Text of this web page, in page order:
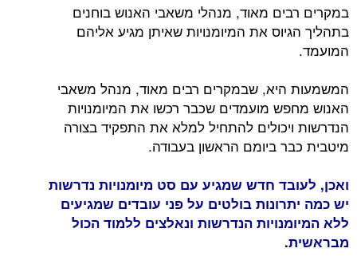
במקרים רבים מאוד, מנהלי משאבי האנוש בוחנים
בתהליך הגיוס את המיומנויות שאיתן מגיע אליהם
המועמד.
המשמעות היא, שבמקרים רבים מאוד, מנהל משאבי
האנוש מחפש מועמדים שכבר רכשו את המיומנויות
הנדרשות ויכולים להתחיל למלא את התפקיד בצורה
מיטבית כבר ביומם הראשון בעבודה.
ואכן, לעובד חדש שמגיע עם סט מיומנויות נדרשות
יש כמה יתרונות בולטים על פני עובדים שמגיעים
ללא המיומנויות הנדרשות ונאלצים ללמוד הכול
מבראשית.